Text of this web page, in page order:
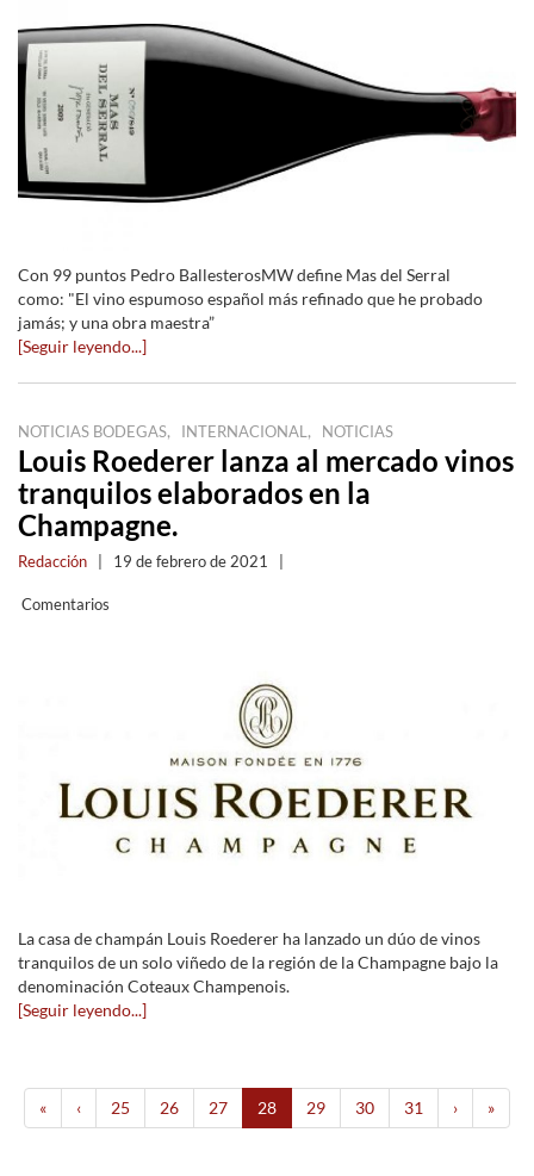
Con 99 puntos Pedro BallesterosMW define Mas del Serral
como: "El vino espumoso español más refinado que he probado
jamás; y una obra maestra”
[Seguir leyendo...]
NOTICIAS BODEGAS, INTERNACIONAL , NOTICIAS
Louis Roederer lanza al mercado vinos
tranquilos elaborados en la
Champagne.
Redacción | 19 de febrero de 2021 |
Comentarios
La casa de champán Louis Roederer ha lanzado un dúo de vinos
tranquilos de un solo viñedo de la región de la Champagne bajo la
denominación Coteaux Champenois.
[Seguir leyendo...]
« ‹ 25 26 27 28 29 30 31 › »